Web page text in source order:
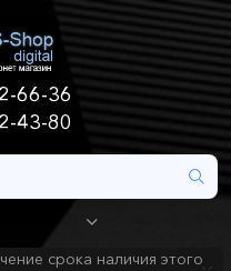
66-36
43-80
срока наличия этого